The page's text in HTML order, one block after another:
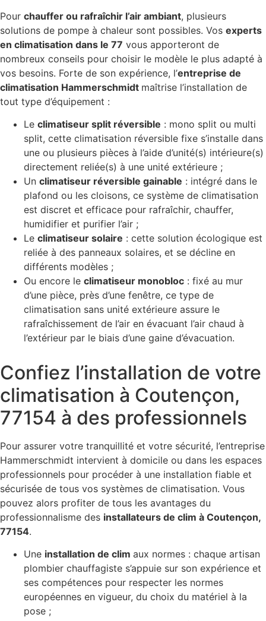
Pour chauffer ou rafraîchir l’air ambiant, plusieurs
solutions de pompe à chaleur sont possibles. Vos experts
en climatisation dans le 77 vous apporteront de
nombreux conseils pour choisir le modèle le plus adapté à
vos besoins. Forte de son expérience, l’entreprise de
climatisation Hammerschmidt maîtrise l’installation de
tout type d’équipement :
Le climatiseur split réversible : mono split ou multi
split, cette climatisation réversible fixe s’installe dans
une ou plusieurs pièces à l’aide d’unité(s) intérieure(s)
directement reliée(s) à une unité extérieure ;
Un climatiseur réversible gainable : intégré dans le
plafond ou les cloisons, ce système de climatisation
est discret et efficace pour rafraîchir, chauffer,
humidifier et purifier l’air ;
Le climatiseur solaire : cette solution écologique est
reliée à des panneaux solaires, et se décline en
différents modèles ;
Ou encore le climatiseur monobloc : fixé au mur
d’une pièce, près d’une fenêtre, ce type de
climatisation sans unité extérieure assure le
rafraîchissement de l’air en évacuant l’air chaud à
l’extérieur par le biais d’une gaine d’évacuation.
Confiez l’installation de votre
climatisation à Coutençon,
77154 à des professionnels
Pour assurer votre tranquillité et votre sécurité, l’entreprise
Hammerschmidt intervient à domicile ou dans les espaces
professionnels pour procéder à une installation fiable et
sécurisée de tous vos systèmes de climatisation. Vous
pouvez alors profiter de tous les avantages du
professionnalisme des installateurs de clim à Coutençon,
77154.
Une installation de clim aux normes : chaque artisan
plombier chauffagiste s’appuie sur son expérience et
ses compétences pour respecter les normes
européennes en vigueur, du choix du matériel à la
pose ;